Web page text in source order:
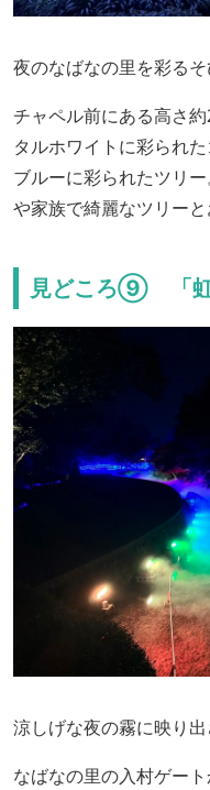
夜のなばなの里を彩るそ
チャペル前にある高さ
タルホワイトに彩られ
ブルーに彩られたツリ
や家族で綺麗なツリーと
見どころ⑨ 「虹
涼しげな夜の霧に映り出
なばなの里の入村ゲー